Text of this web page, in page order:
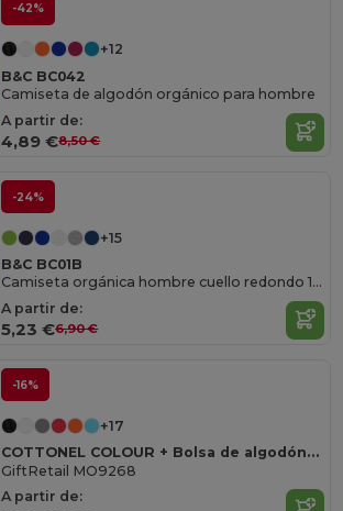
-42%
+12
B&C BC042
Camiseta de algodón orgánico para hombre
A partir de:
4,89 €8,50 €
-24%
+15
B&C BC01B
Camiseta orgánica hombre cuello redondo 150
A partir de:
5,23 €6,90 €
-16%
+17
COTTONEL COLOUR + Bolsa de algodón 140 gr / m²
GiftRetail MO9268
A partir de: